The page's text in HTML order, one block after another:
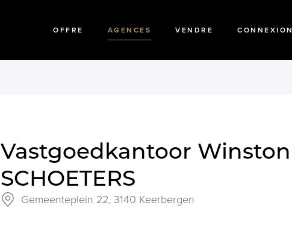
OFFRE AGENCES VENDRE CONNEXION
Vastgoedkantoor Winston
SCHOETERS
Gemeenteplein 22, 3140 Keerbergen